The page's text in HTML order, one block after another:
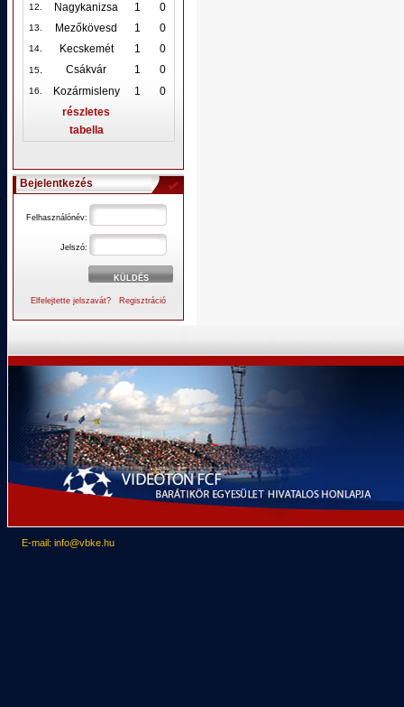
12. Nagykanizsa 1 0
13. Mezőkövesd 1 0
14. Kecskemét 1 0
15. Csákvár 1 0
16. Kozármisleny 1
0
részletes
tabella
Bejelentkezés
Felhasználónév:
Jelszó:
Elfelejtette jelszavát? Regisztráció
E-mail: info@vbke.hu